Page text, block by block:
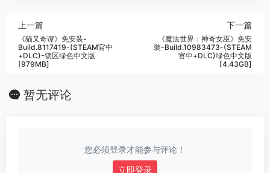
上一篇
《猫又奇谭》免安装-
Build.8117419-(STEAM官中
+DLC)-锁区绿色中文版
[979MB]
下一篇
《魔法世界：神奇女巫》免安
装-Build.10983473-(STEAM
官中+DLC)绿色中文版
[4.43GB]
暂无评论
您必须登录才能参与评论！
立即登录